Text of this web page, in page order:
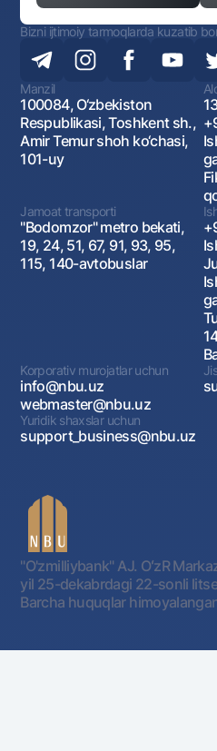
Bizni ijtimoiy tarmoqlarda kuzatib
Manzil
100084, O‘zbekiston
Respublikasi, Toshkent sh.,
Amir Temur shoh ko‘chasi,
101-uy
Jamoat transporti
"Bodomzor" metro bekati,
19, 24, 51, 67, 91, 93, 95,
115, 140-avtobuslar
Korporativ murojatlar uchun
info@nbu.uz
webmaster@nbu.uz
Yuridik shaxslar uchun
support_business@nbu.uz
"O'zmilliybank" AJ. OʻzR
yil 25-dekabrdagi 22-sonli
Barcha huquqlar